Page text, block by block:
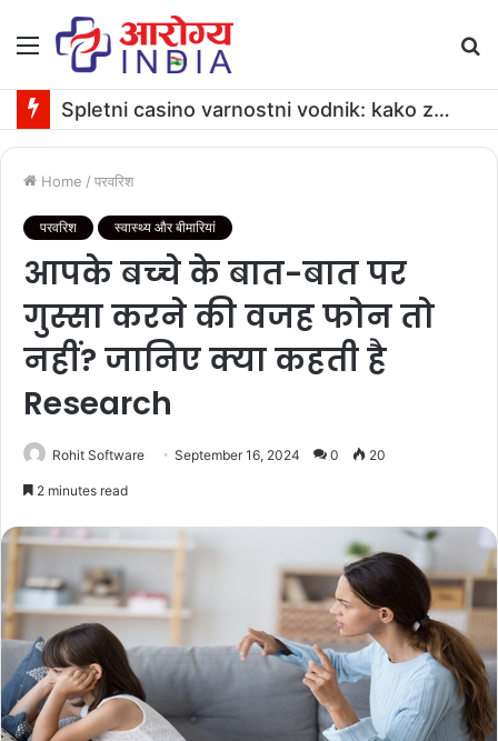
Menu
Spletni casino varnostni vodnik: kako zagotoviti varno igranje
Home / परवरिश
परवरिश स्वास्थ्य और बीमारियां
आपके बच्‍चे के बात-बात पर
गुस्‍सा करने की वजह फोन तो
नहीं? जानिए क्या कहती है
Research
Rohit Software September 16, 2024 0 20
2 minutes read